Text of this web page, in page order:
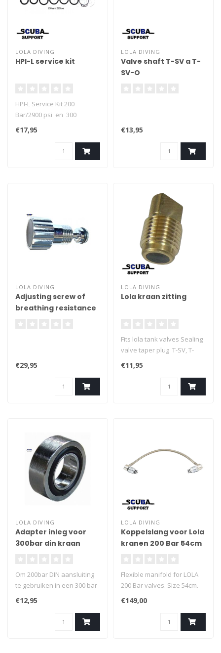
LOLA DIVING
HPI-L service kit
HPI-L Service Kit 200
Bar/2900 psi en 300
Bar/4350 psi.
€17,95
LOLA DIVING
Valve shaft T-SV a T-
SV-O
€13,95
LOLA DIVING
Adjusting screw of
breathing resistance
€29,95
LOLA DIVING
Lola kraan zitting
Fits lola tank valves Sealing
valve taper plug T-SV, T-
SVO a SV
€11,95
LOLA DIVING
Adapter inleg voor
300bar din kraan
Om 200bar DIN aansluiting
te gebruiken in een 300 bar
din aansluiting. Vulring
€12,95
LOLA DIVING
Koppelslang voor Lola
kranen 200 Bar 54cm
Flexible manifold for LOLA
200 Bar valves. Size 54cm.
Stainless steel hose.
€149,00